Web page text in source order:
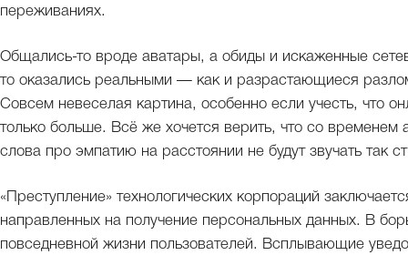
переживаниях.
Общались-то вроде аватары, а обиды и искаженные
то оказались реальными — как и разрастающиеся
Совсем невеселая картина, особенно если учесть, что
только больше. Всё же хочется верить, что со
слова про эмпатию на расстоянии не будут звучать так
«Преступление» технологических корпораций
направленных на получение персональных данных. В
повседневной жизни пользователей. Всплывающие